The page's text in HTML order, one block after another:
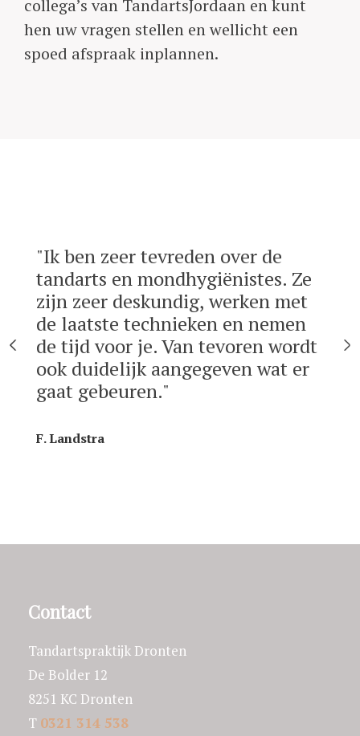
collega’s van TandartsJordaan en kunt
hen uw vragen stellen en wellicht een
spoed afspraak inplannen.
"Ik ben zeer tevreden over de
tandarts en mondhygiënistes. Ze
zijn zeer deskundig, werken met
de laatste technieken en nemen
de tijd voor je. Van tevoren wordt
ook duidelijk aangegeven wat er
gaat gebeuren."
F. Landstra
Contact
Tandartspraktijk Dronten
De Bolder 12
8251 KC Dronten
T 0321 314 538